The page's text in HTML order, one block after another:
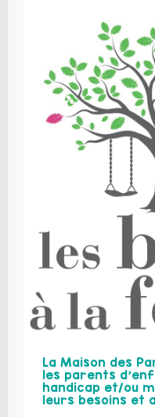
La Maison des
les parents
handicap et/ou
leurs besoins et